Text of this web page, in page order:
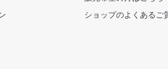
ショップのよくあるご